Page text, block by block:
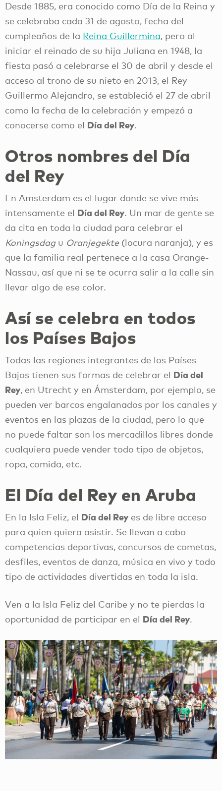
Desde 1885, era conocido como Día de la Reina y
se celebraba cada 31 de agosto, fecha del
cumpleaños de la Reina Guillermina, pero al
iniciar el reinado de su hija Juliana en 1948, la
fiesta pasó a celebrarse el 30 de abril y desde el
acceso al trono de su nieto en 2013, el Rey
Guillermo Alejandro, se estableció el 27 de abril
como la fecha de la celebración y empezó a
conocerse como el Día del Rey.
Otros nombres del Día
del Rey
En Amsterdam es el lugar donde se vive más
intensamente el Día del Rey. Un mar de gente se
da cita en toda la ciudad para celebrar el
Koningsdagu Oranjegekte(locura naranja), y es
que la familia real pertenece a la casa Orange-
Nassau, así que ni se te ocurra salir a la calle sin
llevar algo de ese color.
Así se celebra en todos
los Países Bajos
Todas las regiones integrantes de los Países
Bajos tienen sus formas de celebrar el Día del
Rey, en Utrecht y en Ámsterdam, por ejemplo, se
pueden ver barcos engalanados por los canales y
eventos en las plazas de la ciudad, pero lo que
no puede faltar son los mercadillos libres donde
cualquiera puede vender todo tipo de objetos,
ropa, comida, etc.
El Día del Rey en Aruba
En la Isla Feliz, el Día del Rey es de libre acceso
para quien quiera asistir. Se llevan a cabo
competencias deportivas, concursos de cometas,
desfiles, eventos de danza, música en vivo y todo
tipo de actividades divertidas en toda la isla.
Ven a la Isla Feliz del Caribe y no te pierdas la
oportunidad de participar en el Día del Rey.